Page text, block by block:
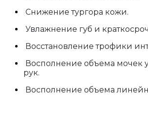
Снижение тургора кожи.
Увлажнение губ и
Восстановление трофики
Восполнение объема мочек
рук.
Восполнение объема